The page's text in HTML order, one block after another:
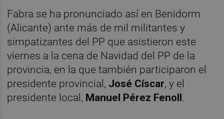
Fabra se ha pronunciado así en Benidorm
(Alicante) ante más de mil militantes y
simpatizantes del PP que asistieron este
viernes a la cena de Navidad del PP de la
provincia, en la que también participaron el
presidente provincial, José Císcar, y el
presidente local, Manuel Pérez Fenoll.